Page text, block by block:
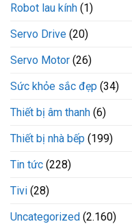
Robot lau kính (1)
Servo Drive (20)
Servo Motor (26)
Sức khỏe sắc đẹp (34)
Thiết bị âm thanh (6)
Thiết bị nhà bếp (199)
Tin tức (228)
Tivi (28)
Uncategorized (2.160)